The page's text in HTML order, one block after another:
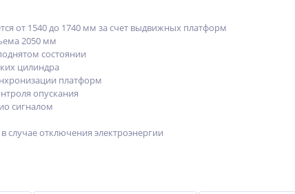
от 1540 до 1740 мм за счет выдвижных платформ
2050 мм
состоянии
цилиндра
платформ
опускания
сигналом
случае отключения электроэнергии